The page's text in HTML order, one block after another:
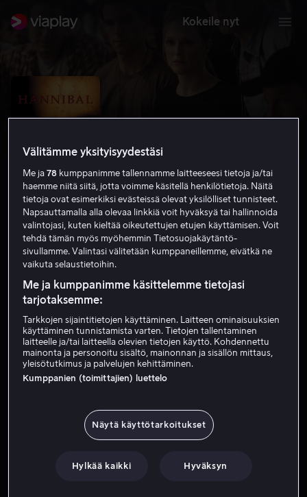
Kokeile nyt
Hannibal
6.8 Rikoselokuvat
K-18
HD
Tilaa nyt
taas Firenzessä, Italiassa houkutellakseen Claricen
mukaan heidän vanhaan kissa ja hiiri -leikkiinsä.
Anthony Hopkins Julianne Moore
Välitämme yksityisyydestäsi
Me ja78 kumppanimme tallennamme laitteeseesi tietoja ja/tai
haemme niitä siitä, jotta voimme käsitellä henkilötietoja. Näitä
tietoja ovat esimerkiksi evästeissä olevat yksilölliset tunnisteet.
Napsauttamalla alla olevaa linkkiä voit hyväksyä tai hallinnoida
valintojasi, kuten kieltää oikeutettujen etujen käyttämisen. Voit
tehdä tämän myös myöhemmin Tietosuojakäytäntö-
sivullamme. Valintasi välitetään kumppaneillemme, eivätkä ne
vaikuta selaustietoihin.
Me ja kumppanimme käsittelemme tietojasi
tarjotaksemme:
Tarkkojen sijaintitietojen käyttäminen. Laitteen ominaisuuksien
käyttäminen tunnistamista varten. Tietojen tallentaminen
laitteelle ja/tai laitteella olevien tietojen käyttö. Kohdennettu
mainonta ja personoitu sisältö, mainonnan ja sisällön mittaus,
yleisötutkimus ja palvelujen kehittäminen.
Kumppanien (toimittajien) luettelo
Näytä käyttötarkoitukset
Hylkää kaikki Hyväksyn